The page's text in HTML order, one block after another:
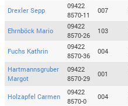
Drexler Sepp
09422
8570-11
007
Ehrnböck Mario
09422
8570-26
103
Fuchs Kathrin
09422
8570-36
004
Hartmannsgruber
Margot
09422
8570-29
001
Holzapfel Carmen
09422
8570-0
004